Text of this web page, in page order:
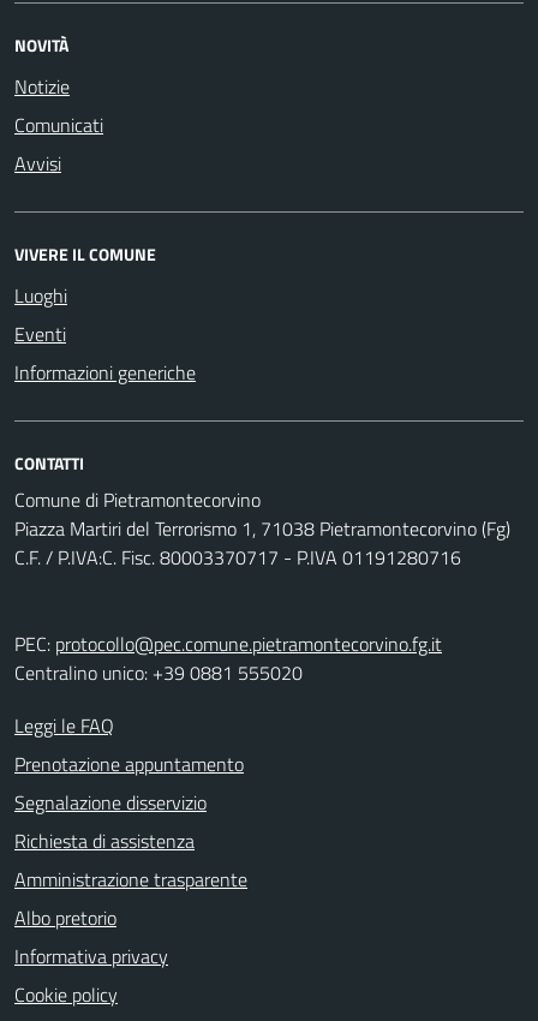
NOVITÀ
Notizie
Comunicati
Avvisi
VIVERE IL COMUNE
Luoghi
Eventi
Informazioni generiche
CONTATTI
Comune di Pietramontecorvino
Piazza Martiri del Terrorismo 1, 71038 Pietramontecorvino (Fg)
C.F. / P.IVA:C. Fisc. 80003370717 - P.IVA 01191280716
PEC: protocollo@pec.comune.pietramontecorvino.fg.it
Centralino unico: +39 0881 555020
Leggi le FAQ
Prenotazione appuntamento
Segnalazione disservizio
Richiesta di assistenza
Amministrazione trasparente
Albo pretorio
Informativa privacy
Cookie policy